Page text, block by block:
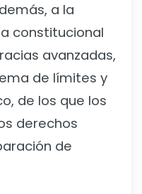
a la
constitucional
avanzadas,
de límites y
de los que los
derechos
de